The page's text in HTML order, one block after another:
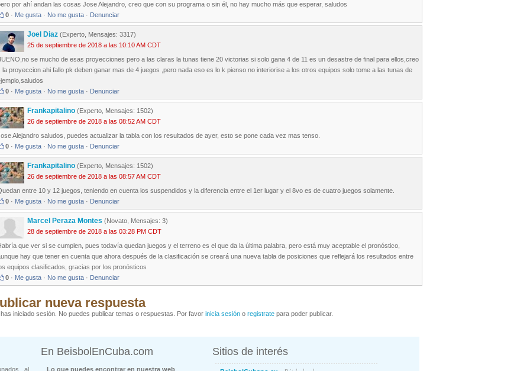
por ahí andan las cosas Jose Alejandro, creo que con su programa o sin él, no hay mucho más que esperar, saludos
0 · Me gusta · No me gusta · Denunciar
Joel Diaz (Experto, Mensajes: 3317)
25 de septiembre de 2018 a las 10:10 AM CDT
se mucho de esas proyecciones pero a las claras la tunas tiene 20 victorias si solo gana 4 de 11 es un desastre de final para ellos,creo
la proyeccion ahi fallo pk deben ganar mas de 4 juegos ,pero nada eso es lo k pienso no interiorise a los otros equipos solo tome a las tunas de
0 · Me gusta · No me gusta · Denunciar
Frankapitalino (Experto, Mensajes: 1502)
26 de septiembre de 2018 a las 08:52 AM CDT
Alejandro saludos, puedes actualizar la tabla con los resultados de ayer, esto se pone cada vez mas tenso.
0 · Me gusta · No me gusta · Denunciar
Frankapitalino (Experto, Mensajes: 1502)
26 de septiembre de 2018 a las 08:57 AM CDT
entre 10 y 12 juegos, teniendo en cuenta los suspendidos y la diferencia entre el 1er lugar y el 8vo es de cuatro juegos solamente.
0 · Me gusta · No me gusta · Denunciar
Marcel Peraza Montes (Novato, Mensajes: 3)
28 de septiembre de 2018 a las 03:28 PM CDT
que ver si se cumplen, pues todavía quedan juegos y el terreno es el que da la última palabra, pero está muy aceptable el pronóstico,
hay que tener en cuenta que ahora después de la clasificación se creará una nueva tabla de posiciones que reflejará los resultados entre
equipos clasificados, gracias por los pronósticos
0 · Me gusta · No me gusta · Denunciar
nueva respuesta
has iniciado sesión. No puedes publicar temas o respuestas. Por favor inicia sesión o registrate para poder publicar.
al
En BeisbolEnCuba.com
Lo que puedes encontrar en nuestra web
Sitios de interés